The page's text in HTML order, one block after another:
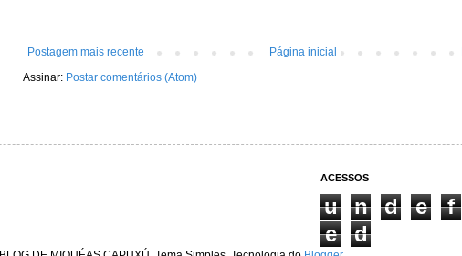
Postagem mais recente
Página inicial
Assinar: Postar comentários (Atom)
ACESSOS
u n d e f
e
d